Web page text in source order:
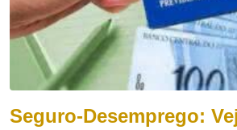
Seguro-Desemprego: